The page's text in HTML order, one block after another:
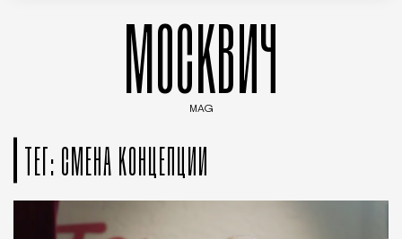
МОСКВИЧ
MAG
ТЕГ: СМЕНА КОНЦЕПЦИИ